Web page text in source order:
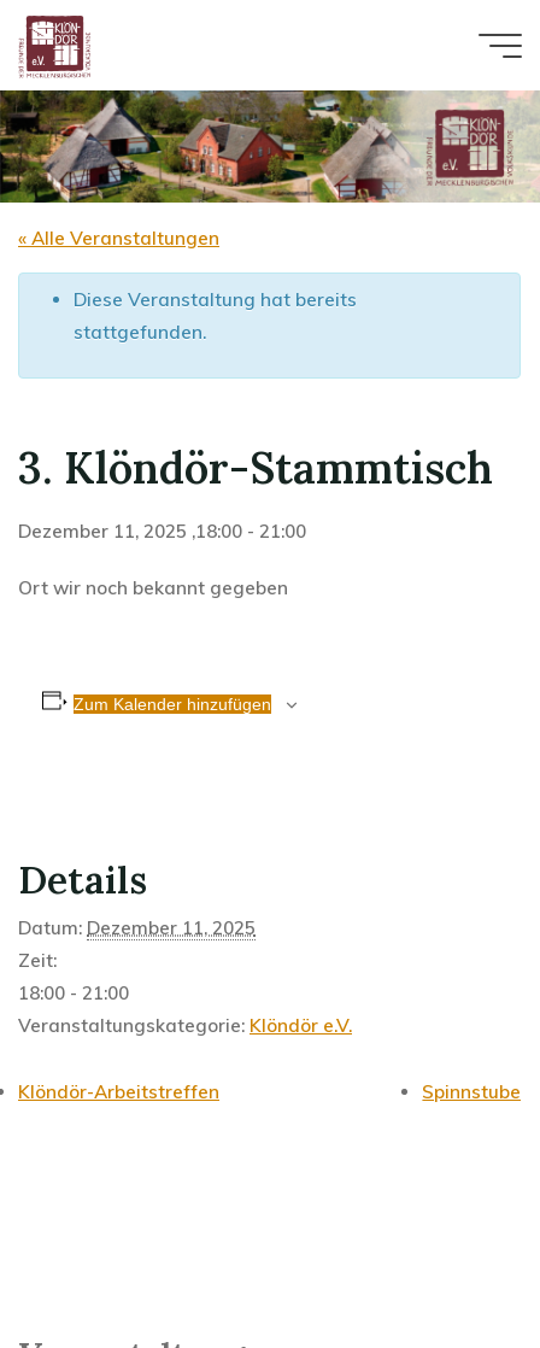
Zum
Inhalt
springen
« Alle Veranstaltungen
Diese Veranstaltung hat bereits
stattgefunden.
3. Klöndör-Stammtisch
Dezember 11, 2025 ,18:00 - 21:00
Ort wir noch bekannt gegeben
Zum Kalender hinzufügen
Details
Datum: Dezember 11, 2025
Zeit:
18:00 - 21:00
Veranstaltungskategorie: Klöndör e.V.
Klöndör-Arbeitstreffen Spinnstube